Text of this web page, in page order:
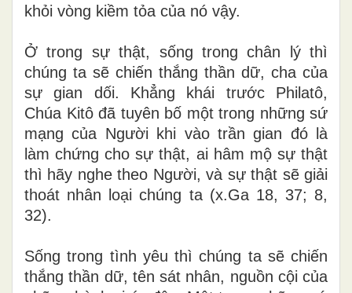
khỏi vòng kiềm tỏa của nó vậy.
Ở trong sự thật, sống trong chân lý thì
chúng ta sẽ chiến thắng thần dữ, cha của
sự gian dối. Khẳng khái trước Philatô,
Chúa Kitô đã tuyên bố một trong những sứ
mạng của Người khi vào trần gian đó là
làm chứng cho sự thật, ai hâm mộ sự thật
thì hãy nghe theo Người, và sự thật sẽ giải
thoát nhân loại chúng ta (x.Ga 18, 37; 8,
32).
Sống trong tình yêu thì chúng ta sẽ chiến
thắng thần dữ, tên sát nhân, nguồn cội của